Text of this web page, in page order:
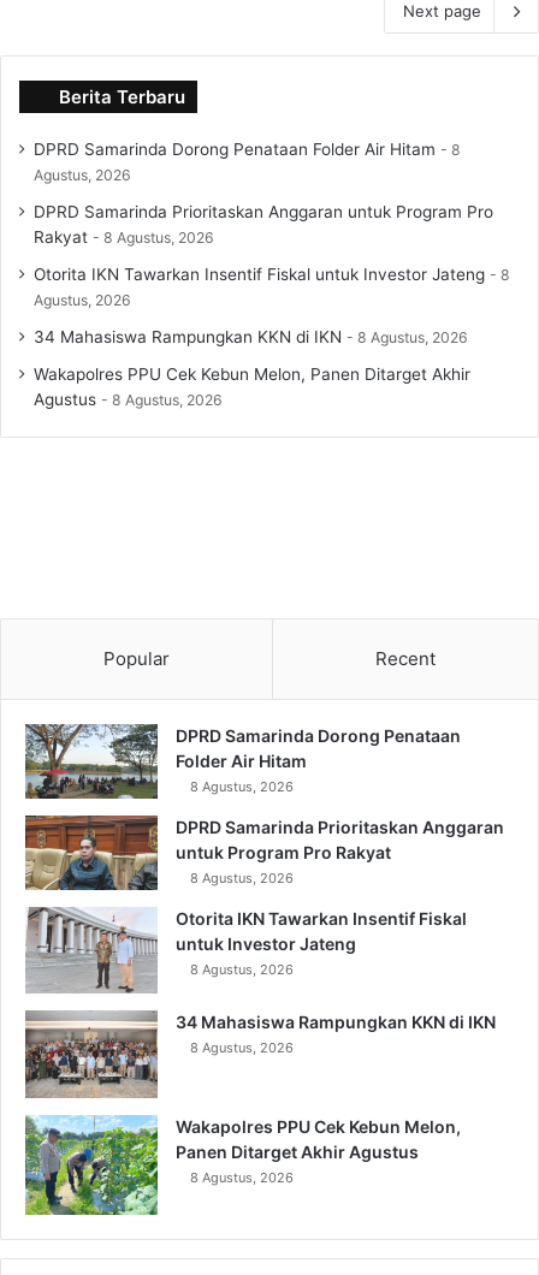
Next page
Berita Terbaru
DPRD Samarinda Dorong Penataan Folder Air Hitam
8
Agustus, 2026
DPRD Samarinda Prioritaskan Anggaran untuk Program Pro
Rakyat
8 Agustus, 2026
Otorita IKN Tawarkan Insentif Fiskal untuk Investor Jateng
8
Agustus, 2026
34 Mahasiswa Rampungkan KKN di IKN 8 Agustus, 2026
Wakapolres PPU Cek Kebun Melon, Panen Ditarget Akhir
Agustus
8 Agustus, 2026
Popular Recent
DPRD Samarinda Dorong Penataan
Folder Air Hitam
8 Agustus, 2026
DPRD Samarinda Prioritaskan Anggaran
untuk Program Pro Rakyat
8 Agustus, 2026
Otorita IKN Tawarkan Insentif Fiskal
untuk Investor Jateng
8 Agustus, 2026
34 Mahasiswa Rampungkan KKN di IKN
8 Agustus, 2026
Wakapolres PPU Cek Kebun Melon,
Panen Ditarget Akhir Agustus
8 Agustus, 2026